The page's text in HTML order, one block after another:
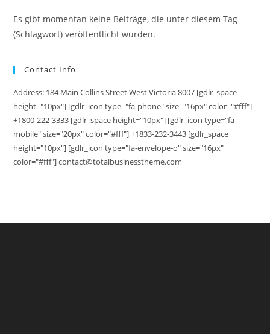
Es gibt momentan keine Beiträge, die unter diesem Tag
(Schlagwort) veröffentlicht wurden.
Contact Info
Address: 184 Main Collins Street West Victoria 8007 [gdlr_space
height="10px"] [gdlr_icon type="fa-phone" size="16px" color="#fff"]
+1800-222-3333 [gdlr_space height="10px"] [gdlr_icon type="fa-
mobile" size="20px" color="#fff"] +1833-232-3443 [gdlr_space
height="10px"] [gdlr_icon type="fa-envelope-o" size="16px"
color="#fff"] contact@totalbusinesstheme.com